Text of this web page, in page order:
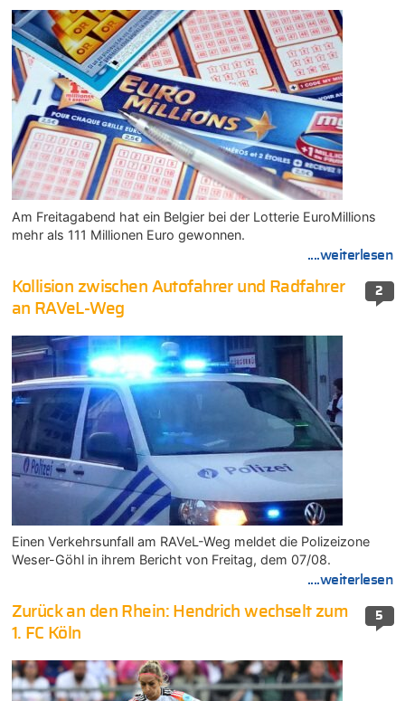
Am Freitagabend hat ein Belgier bei der Lotterie EuroMillions
mehr als 111 Millionen Euro gewonnen.
....weiterlesen
2
Kollision zwischen Autofahrer und Radfahrer
an RAVeL-Weg
Einen Verkehrsunfall am RAVeL-Weg meldet die Polizeizone
Weser-Göhl in ihrem Bericht von Freitag, dem 07/08.
....weiterlesen
5
Zurück an den Rhein: Hendrich wechselt zum
1. FC Köln